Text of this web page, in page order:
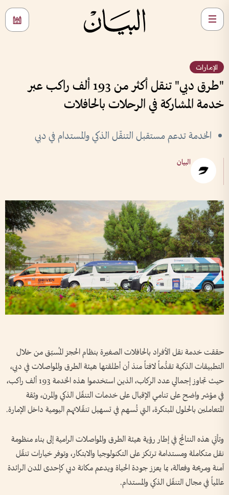
الإمارات
"طرق دبي" تنقل أكثر من 193 ألف راكب عبر
خدمة المشاركة في الرحلات بالحافلات
الخدمة تدعم مستقبل التنقّل الذكي والمستدام في دبي
البيان
حققت خدمة نقل الأفراد بالحافلات الصغيرة بنظام الحجز المُسبّق من خلال
التطبيقات الذكية تقدُّماً لافتاً منذ أن أطلقتها هيئة الطرق والمواصلات في دبي،
حيث تجاوز إجمالي عدد الركاب، الذين استخدموا هذه الخدمة 193 ألف راكب،
في مؤشر واضح على تنامي الإقبال على خدمات التنقّل الذكي والمرن، وثقة
المتعاملين بالحلول المبتكرة، التي تُسهم في تسهيل تنقّلاتهم اليومية داخل الإمارة.
وتأتي هذه النتائج في إطار رؤية هيئة الطرق والمواصلات الرامية إلى بناء منظومة
نقل متكاملة ومستدامة ترتكز على التكنولوجيا والابتكار، وتوفر خيارات تنقّل
آمنة ومريحة وفعالة، بما يعزز جودة الحياة ويدعم مكانة دبي كإحدى المدن الرائدة
عالمياً في مجال التنقّل الذكي والمستدام.